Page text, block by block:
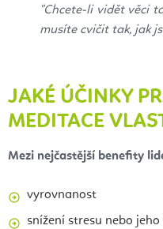
"Chcete-li vidět věci
musíte cvičit tak, jak
JAKÉ ÚČINKY
MEDITACE
Mezi nejčastější benefity
vyrovnanost
snížení stresu nebo